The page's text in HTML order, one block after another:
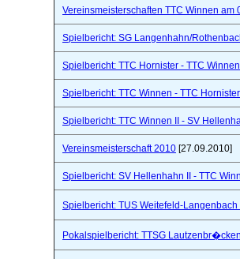
Vereinsmeisterschaften TTC Winnen am
Spielbericht: SG Langenhahn/
Spielbericht: TTC Hornister - TTC
Spielbericht: TTC Winnen - TTC
Spielbericht: TTC Winnen II - SV
Vereinsmeisterschaft 2010 [27.09.2010]
Spielbericht: SV Hellenhahn II - TTC
Spielbericht: TUS Weitefeld-
Pokalspielbericht: TTSG